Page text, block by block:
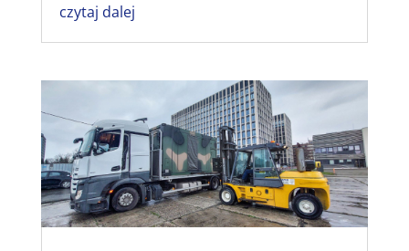
czytaj dalej